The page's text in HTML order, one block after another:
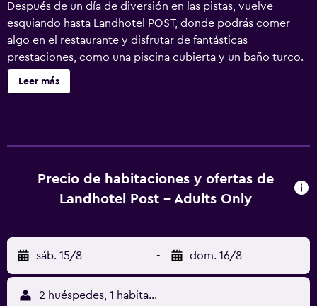
Después de un día de diversión en las pistas, vuelve
esquiando hasta Landhotel POST, donde podrás comer
algo en el restaurante y disfrutar de fantásticas
prestaciones, como una piscina cubierta y un baño turco.
Se ofrece servicio de cambio de toallas a petición.
Landhotel POST ofrece 50 alojamientos con caja fuerte y
Heiligenblut ofrece acceso a Internet wifi gratis con una
velocidad de 50 Mbps o más. Los servicios para las
limpieza todos los días. Es posible solicitar cambio de
toallas. Los servicios de ocio y esparcimiento en este
hotel incluyen acceso directo a las pistas de esquí, una
piscina cubierta y baño turco. No se permite la entrada a
Leer más
Precio de habitaciones y ofertas de
Landhotel Post - Adults Only
sáb. 15/8 - dom. 16/8
2 huéspedes, 1 habitación